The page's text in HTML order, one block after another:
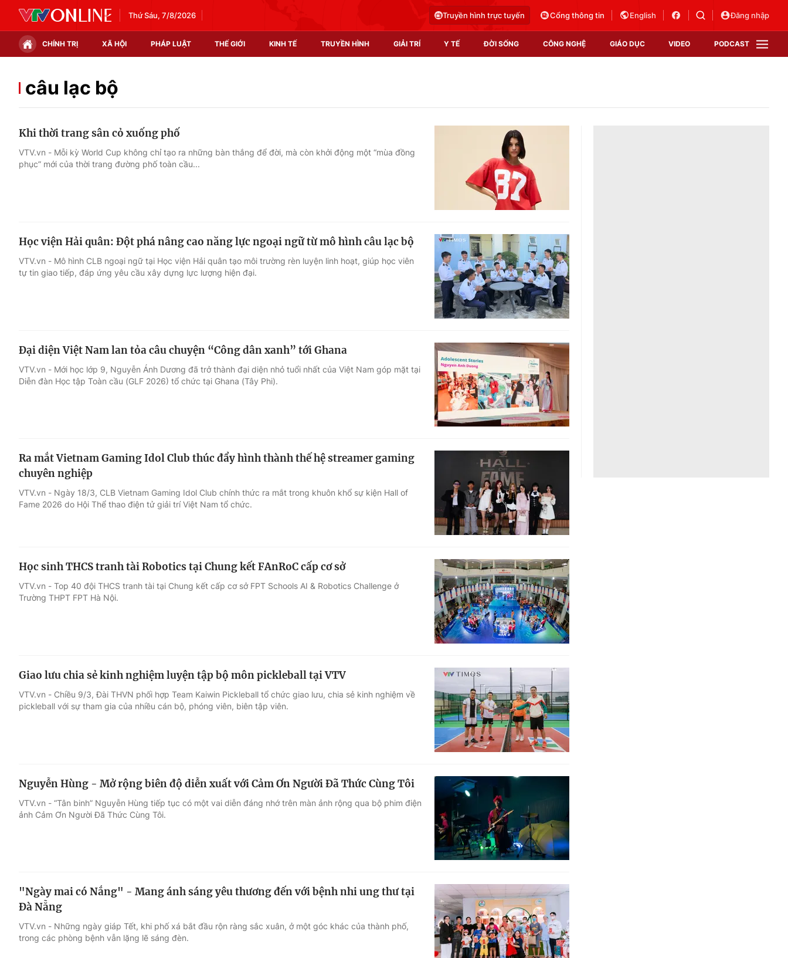
Thứ Sáu, 7/8/2026 Truyền hình trực tuyến Cổng thông tin English Đăng nhập
CHÍNH TRỊ XÃ HỘI PHÁP LUẬT THẾ GIỚI KINH TẾ TRUYỀN HÌNH GIẢI TRÍ Y TẾ ĐỜI SỐNG CÔNG NGHỆ GIÁO DỤC VIDEO PODCAST
Chính trị
Thế giới đó đây
Thị trường
Shorts video
Podcast
EMagazine
Photo
Infographic
Góc ảnh
Điện ảnh
Âm nhạc
Sao
Du lịch
Làm đẹp
Chất lượng cuộc sống
Tuyển sinh
Học trực tuyến
Công nghệ
Hitech Công nghệ tương lai
Sản phẩm
Thị trường
Tư vấn
VTV Sức khoẻ
câu lạc bộ
Khi thời trang sân cỏ xuống phố
VTV.vn - Mỗi kỳ World Cup không chỉ tạo ra những bàn thắng để đời, mà còn khởi động một “mùa đồng
phục” mới của thời trang đường phố toàn cầu...
Học viện Hải quân: Đột phá nâng cao năng lực ngoại ngữ từ mô hình câu lạc bộ
VTV.vn - Mô hình CLB ngoại ngữ tại Học viện Hải quân tạo môi trường rèn luyện linh hoạt, giúp học viên
tự tin giao tiếp, đáp ứng yêu cầu xây dựng lực lượng hiện đại.
Đại diện Việt Nam lan tỏa câu chuyện “Công dân xanh” tới Ghana
VTV.vn - Mới học lớp 9, Nguyễn Ánh Dương đã trở thành đại diện nhỏ tuổi nhất của Việt Nam góp mặt tại
Diễn đàn Học tập Toàn cầu (GLF 2026) tổ chức tại Ghana (Tây Phi).
Ra mắt Vietnam Gaming Idol Club thúc đẩy hình thành thế hệ streamer gaming
chuyên nghiệp
VTV.vn - Ngày 18/3, CLB Vietnam Gaming Idol Club chính thức ra mắt trong khuôn khổ sự kiện Hall of
Fame 2026 do Hội Thể thao điện tử giải trí Việt Nam tổ chức.
Học sinh THCS tranh tài Robotics tại Chung kết FAnRoC cấp cơ sở
VTV.vn - Top 40 đội THCS tranh tài tại Chung kết cấp cơ sở FPT Schools AI & Robotics Challenge ở
Trường THPT FPT Hà Nội.
Giao lưu chia sẻ kinh nghiệm luyện tập bộ môn pickleball tại VTV
VTV.vn - Chiều 9/3, Đài THVN phối hợp Team Kaiwin Pickleball tổ chức giao lưu, chia sẻ kinh nghiệm về
pickleball với sự tham gia của nhiều cán bộ, phóng viên, biên tập viên.
Nguyễn Hùng - Mở rộng biên độ diễn xuất với Cảm Ơn Người Đã Thức Cùng Tôi
VTV.vn - “Tân binh” Nguyễn Hùng tiếp tục có một vai diễn đáng nhớ trên màn ảnh rộng qua bộ phim điện
ảnh Cảm Ơn Người Đã Thức Cùng Tôi.
"Ngày mai có Nắng" - Mang ánh sáng yêu thương đến với bệnh nhi ung thư tại
Đà Nẵng
VTV.vn - Những ngày giáp Tết, khi phố xá bắt đầu rộn ràng sắc xuân, ở một góc khác của thành phố,
trong các phòng bệnh vẫn lặng lẽ sáng đèn.